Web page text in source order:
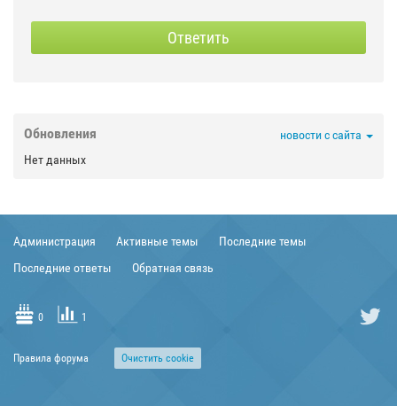




Ответить
Обновления
новости с сайта
Нет данных
Администрация Активные темы
Последние темы
Последние ответы
Обратная связь
0 1
Правила форума Очиcтить cookie